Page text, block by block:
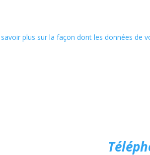
savoir plus sur la façon dont les données de